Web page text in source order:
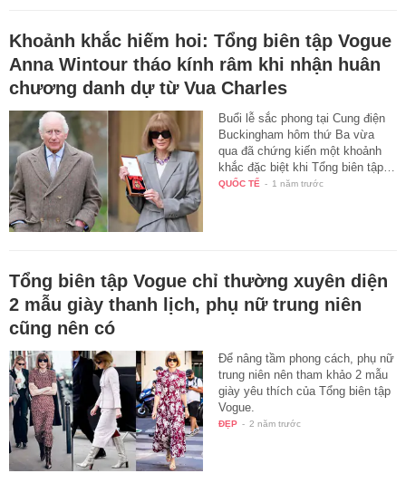
Khoảnh khắc hiếm hoi: Tổng biên tập Vogue
Anna Wintour tháo kính râm khi nhận huân
chương danh dự từ Vua Charles
Buổi lễ sắc phong tại Cung điện
Buckingham hôm thứ Ba vừa
qua đã chứng kiến một khoảnh
khắc đặc biệt khi Tổng biên tập…
QUỐC TẾ - 1 năm trước
Tổng biên tập Vogue chỉ thường xuyên diện
2 mẫu giày thanh lịch, phụ nữ trung niên
cũng nên có
Để nâng tầm phong cách, phụ nữ
trung niên nên tham khảo 2 mẫu
giày yêu thích của Tổng biên tập
Vogue.
ĐẸP - 2 năm trước